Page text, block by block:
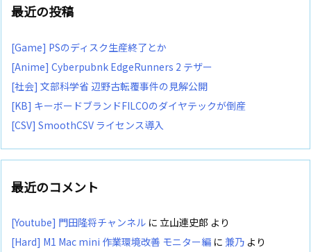
最近の投稿
[Game] PSのディスク生産終了とか
[Anime] Cyberpubnk EdgeRunners 2 テザー
[社会] 文部科学省 辺野古転覆事件の見解公開
[KB] キーボードブランドFILCOのダイヤテックが倒産
[CSV] SmoothCSV ライセンス導入
最近のコメント
[Youtube] 門田隆将チャンネル に 立山連史郎 より
[Hard] M1 Mac mini 作業環境改善 モニター編 に 兼乃 より